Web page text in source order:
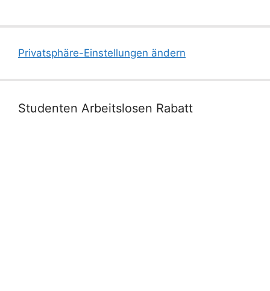
Privatsphäre-Einstellungen ändern
Studenten Arbeitslosen Rabatt